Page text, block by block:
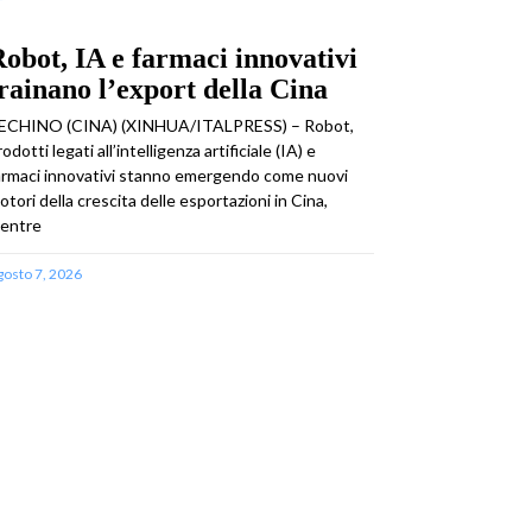
IA e farmaci innovativi
l’export della Cina
(CINA) (XINHUA/ITALPRESS) – Robot,
legati all’intelligenza artificiale (IA) e
innovativi stanno emergendo come nuovi
della crescita delle esportazioni in Cina,
7, 2026